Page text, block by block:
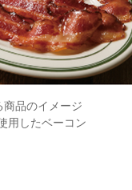
商品のイメージ
用したベーコン